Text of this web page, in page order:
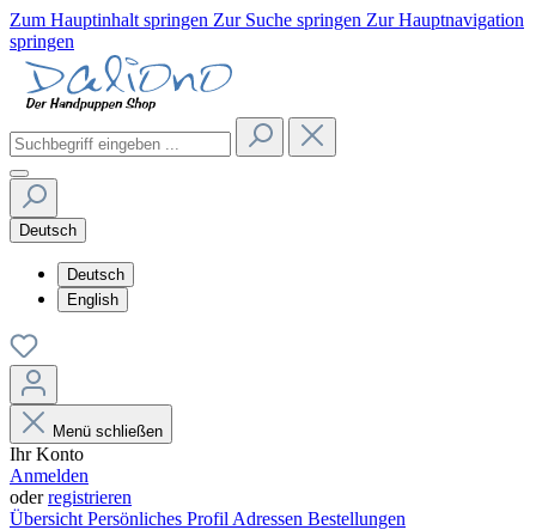
Zum Hauptinhalt springen Zur Suche springen Zur Hauptnavigation
springen
Deutsch
Deutsch
English
Menü schließen
Ihr Konto
Anmelden
oderregistrieren
Übersicht Persönliches Profil Adressen Bestellungen